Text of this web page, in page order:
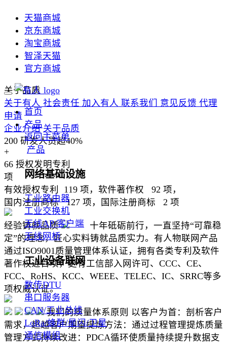
天猫商城
京东商城
淘宝商城
智泽天猫
官方商城
首页
产品
返回主菜单
产品
网络基础设施
工业路由器
工业交换机
无线AP/客户端
无线网桥
工业设备联网
数传DTU
串口服务器
CAN/工业总线
LoRa/蜂群/星闪/卫星
通信模组
关于品质
关于有人 社会责任 加入有人 联系我们 意见反馈 代理
申请
企业介绍 关于品质
200 研发人员超40%
+
66 授权发明专利
项
有效授权专利
119 项，软件著作权 92 项，
国内注册商标
127 项，国际注册商标 2 项
经验铸就品质
十年砥砺前行，一直坚持“可靠稳
定”的理念，匠心实料铸就品质实力。有人物联网产品
通过ISO9001质量管理体系认证，拥有各类专利及软件
著作权近百项，更有工信部入网许可、CCC、CE、
FCC、RoHS、KCC、WEEE、TELEC、IC、SRRC等多
项权威认证。
我们的质量体系原则 以客户为首：剖析客户
需求，超越客户期望提炼方法：通过过程管理提炼质量
管理方式持续改进：PDCA循环使质量持续提升数据支